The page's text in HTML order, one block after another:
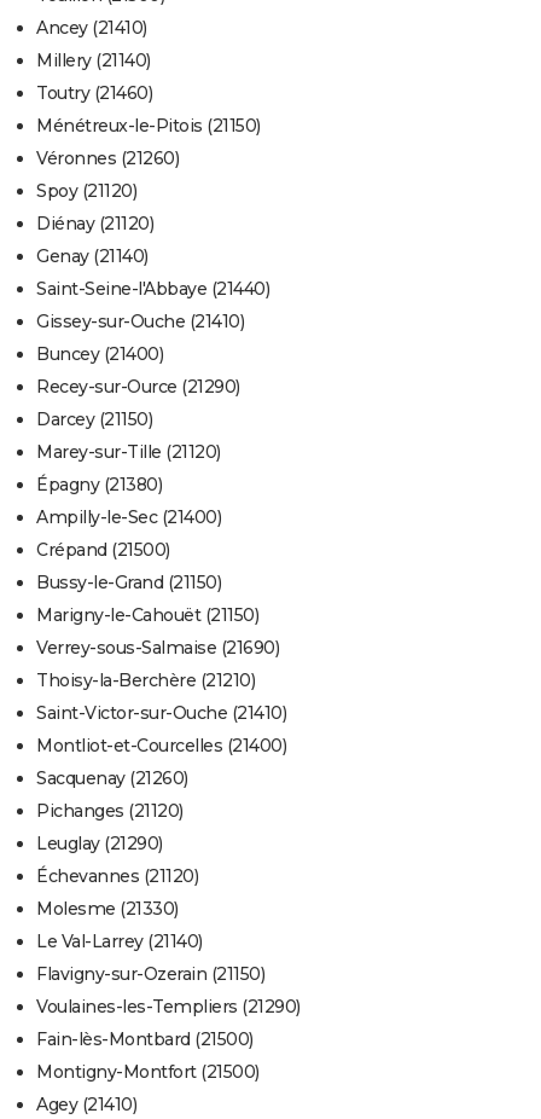
Ancey (21410)
Millery (21140)
Toutry (21460)
Ménétreux-le-Pitois (21150)
Véronnes (21260)
Spoy (21120)
Diénay (21120)
Genay (21140)
Saint-Seine-l'Abbaye (21440)
Gissey-sur-Ouche (21410)
Buncey (21400)
Recey-sur-Ource (21290)
Darcey (21150)
Marey-sur-Tille (21120)
Épagny (21380)
Ampilly-le-Sec (21400)
Crépand (21500)
Bussy-le-Grand (21150)
Marigny-le-Cahouët (21150)
Verrey-sous-Salmaise (21690)
Thoisy-la-Berchère (21210)
Saint-Victor-sur-Ouche (21410)
Montliot-et-Courcelles (21400)
Sacquenay (21260)
Pichanges (21120)
Leuglay (21290)
Échevannes (21120)
Molesme (21330)
Le Val-Larrey (21140)
Flavigny-sur-Ozerain (21150)
Voulaines-les-Templiers (21290)
Fain-lès-Montbard (21500)
Montigny-Montfort (21500)
Agey (21410)